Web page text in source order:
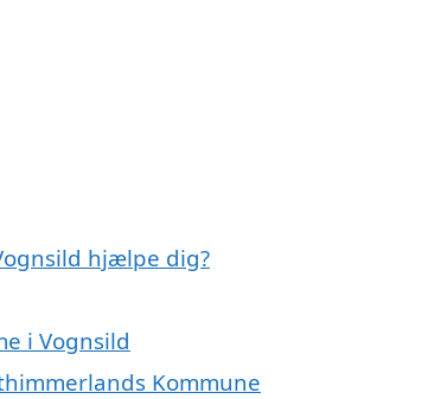
hjælpe dig?
i Vognsild
Kommune